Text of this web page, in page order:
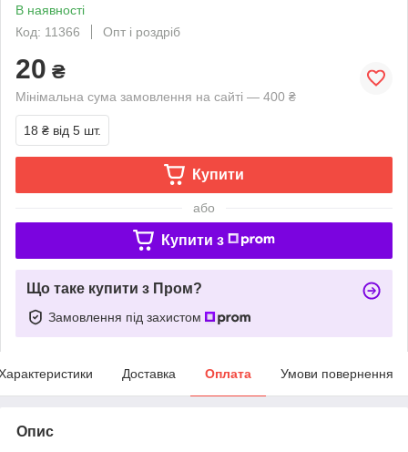
В наявності
Код: 11366
Опт і роздріб
20 ₴
Мінімальна сума замовлення на сайті — 400 ₴
18 ₴ від 5 шт.
Купити
або
Купити з
Що таке купити з Пром?
Замовлення під захистом
Доставка Оплата Умови повернення
Опис